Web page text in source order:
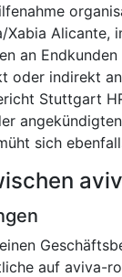
an
indirekt
Stuttgart
sich
auf aviva-